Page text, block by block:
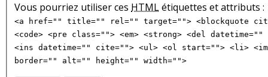
Vous pourriez utiliser ces HTMLétiquettes et attributs :
<a href="" title="" rel="" target=""> <blockquote
<code> <pre class=""> <em> <strong> <del
<ins datetime="" cite=""> <ul> <ol start=""> <li>
border="" alt="" height="" width="">